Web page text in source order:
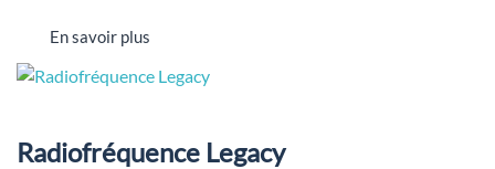
En savoir plus
Radiofréquence Legacy